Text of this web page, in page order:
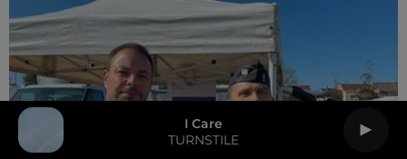
I Care
TURNSTILE